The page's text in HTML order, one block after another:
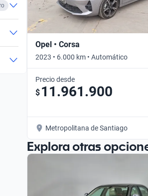
Opel • Corsa
2023 • 6.000 km • Automático
Precio desde
$ 11.961.900
Metropolitana de Santiago
Explora otras